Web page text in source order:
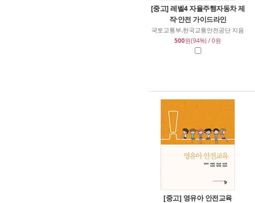
[중고] 레벨4 자율주행자동차 제
작·안전 가이드라인
국토교통부.한국교통안전공단 지음
500원(94%) / 0원
[중고] 영유아 안전교육